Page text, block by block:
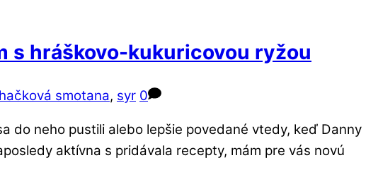
s hráškovo-kukuricovou ryžou
smotana, syr 0
do neho pustili alebo lepšie povedané vtedy, keď Danny
aktívna s pridávala recepty, mám pre vás novú